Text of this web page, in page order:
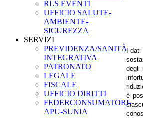
I dati
degli
è
RLS EVENTI
UFFICIO SALUTE-
AMBIENTE-
SICUREZZA
SERVIZI
PREVIDENZA/SANITÀ
INTEGRATIVA
PATRONATO
LEGALE
FISCALE
UFFICIO DIRITTI
FEDERCONSUMATORI-
APU-SUNIA